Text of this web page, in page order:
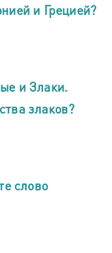
и Грецией?
и Злаки.
злаков?
слово